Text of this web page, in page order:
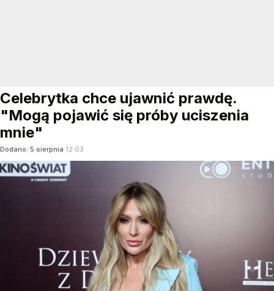
Celebrytka chce ujawnić prawdę.
"Mogą pojawić się próby uciszenia
mnie"
Dodano: 5 sierpnia 12:03